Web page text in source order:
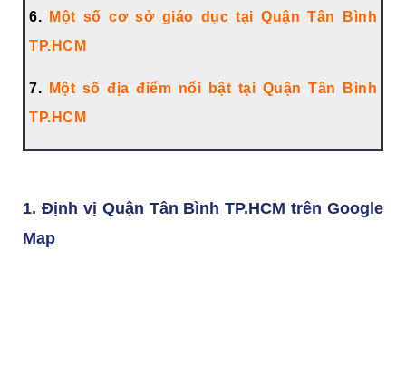
6.
Một số cơ sở giáo dục tại Quận Tân Bình
TP.HCM
7.
Một số địa điểm nổi bật tại Quận Tân Bình
TP.HCM
1. Định vị Quận Tân Bình TP.HCM trên Google
Map